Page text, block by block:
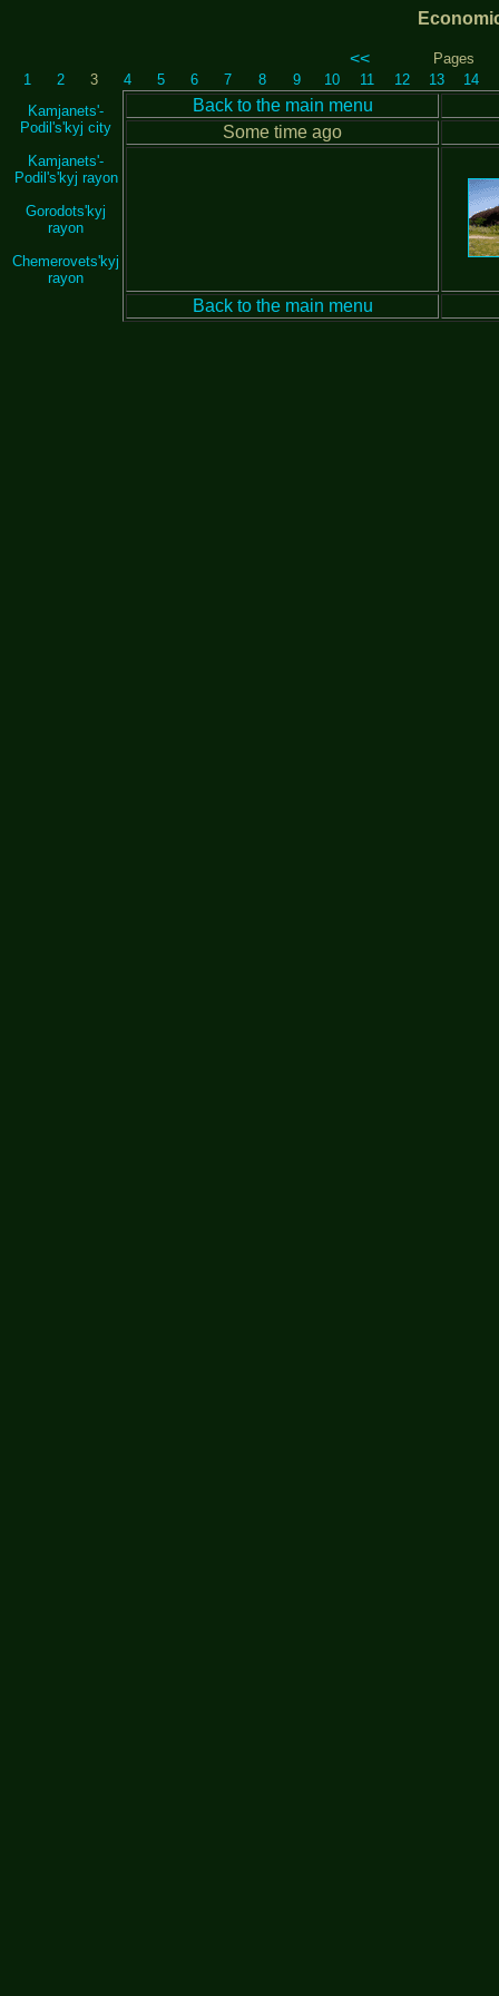
<<
Pages
1
2 3 4 5 6 7 8 9 10 11 12 13 14
Kamjanets'-
Podil's'kyj city
Kamjanets'-
Podil's'kyj rayon
Gorodots'kyj
rayon
Chemerovets'kyj
rayon
Back to the main menu
Some time ago
Back to the main menu